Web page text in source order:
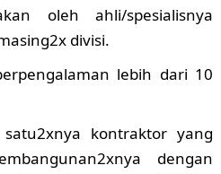
oleh ahli/spesialisnya
divisi.
lebih dari 10
kontraktor yang
dengan